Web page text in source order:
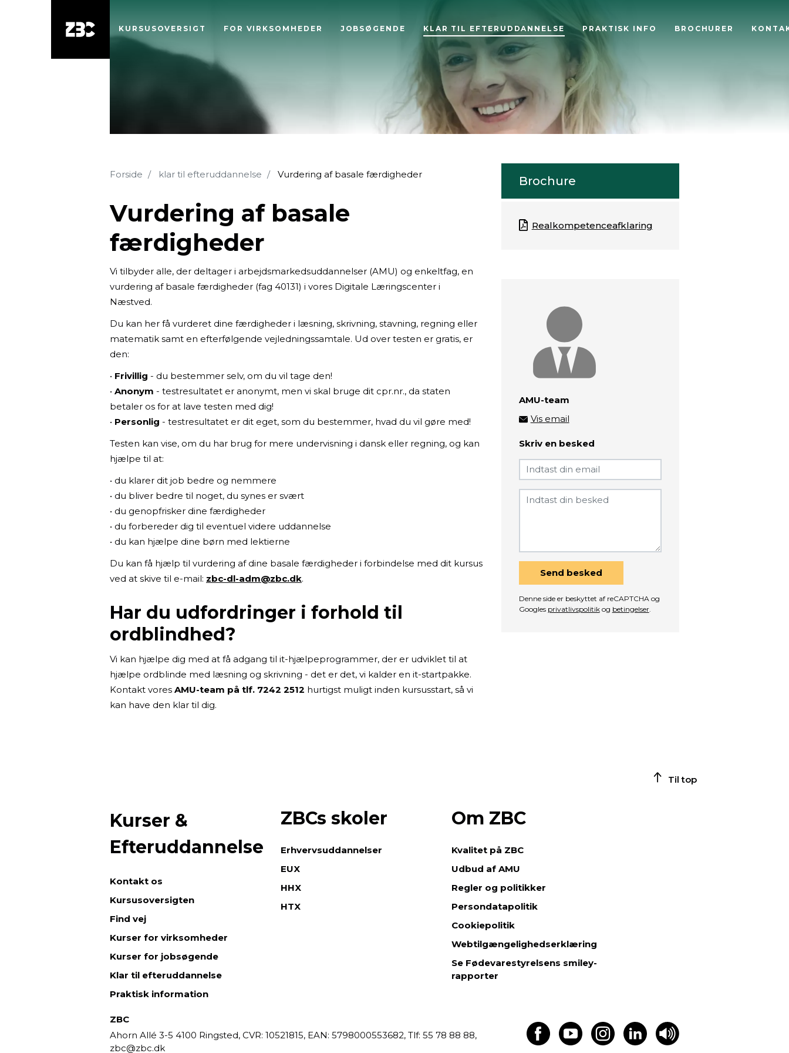
KURSUSOVERSIGT FOR VIRKSOMHEDER JOBSØGENDE KLAR TIL EFTERUDDANNELSE PRAKTISK INFO BROCHURER
Forside klar til efteruddannelse Vurdering af basale færdigheder
Vurdering af basale
færdigheder
Vi tilbyder alle, der deltager i arbejdsmarkedsuddannelser (AMU) og enkeltfag, en
vurdering af basale færdigheder (fag 40131) i vores Digitale Læringscenter i
Næstved.
Du kan her få vurderet dine færdigheder i læsning, skrivning, stavning, regning eller
matematik samt en efterfølgende vejledningssamtale. Ud over testen er gratis, er
den:
• Frivillig - du bestemmer selv, om du vil tage den!
• Anonym - testresultatet er anonymt, men vi skal bruge dit cpr.nr., da staten
betaler os for at lave testen med dig!
• Personlig - testresultatet er dit eget, som du bestemmer, hvad du vil gøre med!
Testen kan vise, om du har brug for mere undervisning i dansk eller regning, og kan
hjælpe til at:
• du klarer dit job bedre og nemmere
• du bliver bedre til noget, du synes er svært
• du genopfrisker dine færdigheder
• du forbereder dig til eventuel videre uddannelse
• du kan hjælpe dine børn med lektierne
Du kan få hjælp til vurdering af dine basale færdigheder i forbindelse med dit kursus
ved at skive til e-mail: zbc-dl-adm@zbc.dk.
Har du udfordringer i forhold til
ordblindhed?
Vi kan hjælpe dig med at få adgang til it-hjælpeprogrammer, der er udviklet til at
hjælpe ordblinde med læsning og skrivning - det er det, vi kalder en it-startpakke.
Kontakt vores AMU-team på tlf. 7242 2512 hurtigst muligt inden kursusstart, så vi
kan have den klar til dig.
Brochure
Realkompetenceafklaring
AMU-team
Vis email
zbc-amu-team@zbc.dk
Skriv en besked
Send besked
Denne side er beskyttet af reCAPTCHA og
Googles privatlivspolitikog betingelser.
Til top
Kurser &
Efteruddannelse
Kontakt os
Kursusoversigten
Find vej
Kurser for virksomheder
Kurser for jobsøgende
Klar til efteruddannelse
Praktisk information
ZBCs skoler
Erhvervsuddannelser
EUX
HHX
HTX
Om ZBC
Kvalitet på ZBC
Udbud af AMU
Regler og politikker
Persondatapolitik
Cookiepolitik
Webtilgængelighedserklæring
Se Fødevarestyrelsens smiley-
rapporter
ZBC
Ahorn Allé 3-5 4100 Ringsted, CVR: 10521815, EAN: 5798000553682,
55 78 88 88,
zbc@zbc.dk